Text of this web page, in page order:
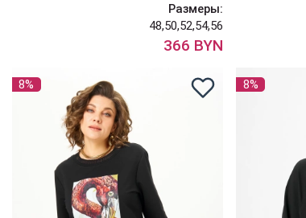
Размеры:
48,50,52,54,56
366 BYN
8% 8%